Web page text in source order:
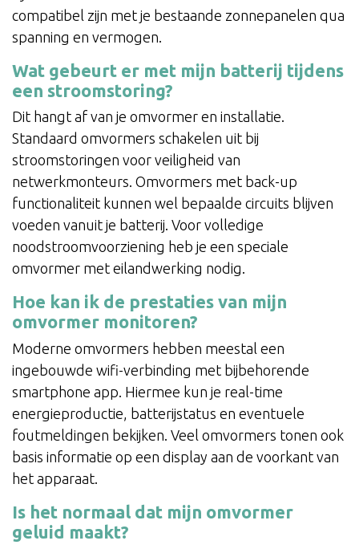
compatibel zijn met je bestaande zonnepanelen qua
spanning en vermogen.
Wat gebeurt er met mijn batterij tijdens
een stroomstoring?
Dit hangt af van je omvormer en installatie.
Standaard omvormers schakelen uit bij
stroomstoringen voor veiligheid van
netwerkmonteurs. Omvormers met back-up
functionaliteit kunnen wel bepaalde circuits blijven
voeden vanuit je batterij. Voor volledige
noodstroomvoorziening heb je een speciale
omvormer met eilandwerking nodig.
Hoe kan ik de prestaties van mijn
omvormer monitoren?
Moderne omvormers hebben meestal een
ingebouwde wifi-verbinding met bijbehorende
smartphone app. Hiermee kun je real-time
energieproductie, batterijstatus en eventuele
foutmeldingen bekijken. Veel omvormers tonen ook
basis informatie op een display aan de voorkant van
het apparaat.
Is het normaal dat mijn omvormer
geluid maakt?